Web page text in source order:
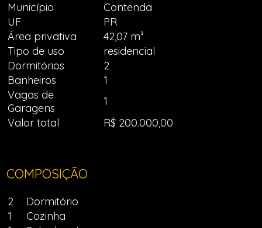
Município
Contenda
UF
PR
Área privativa
42,07 m²
Tipo de uso
residencial
Dormitórios
2
Banheiros
1
Vagas de
Garagens
1
Valor total
R$ 200.000,00
COMPOSIÇÃO
2
Dormitório
1
Cozinha